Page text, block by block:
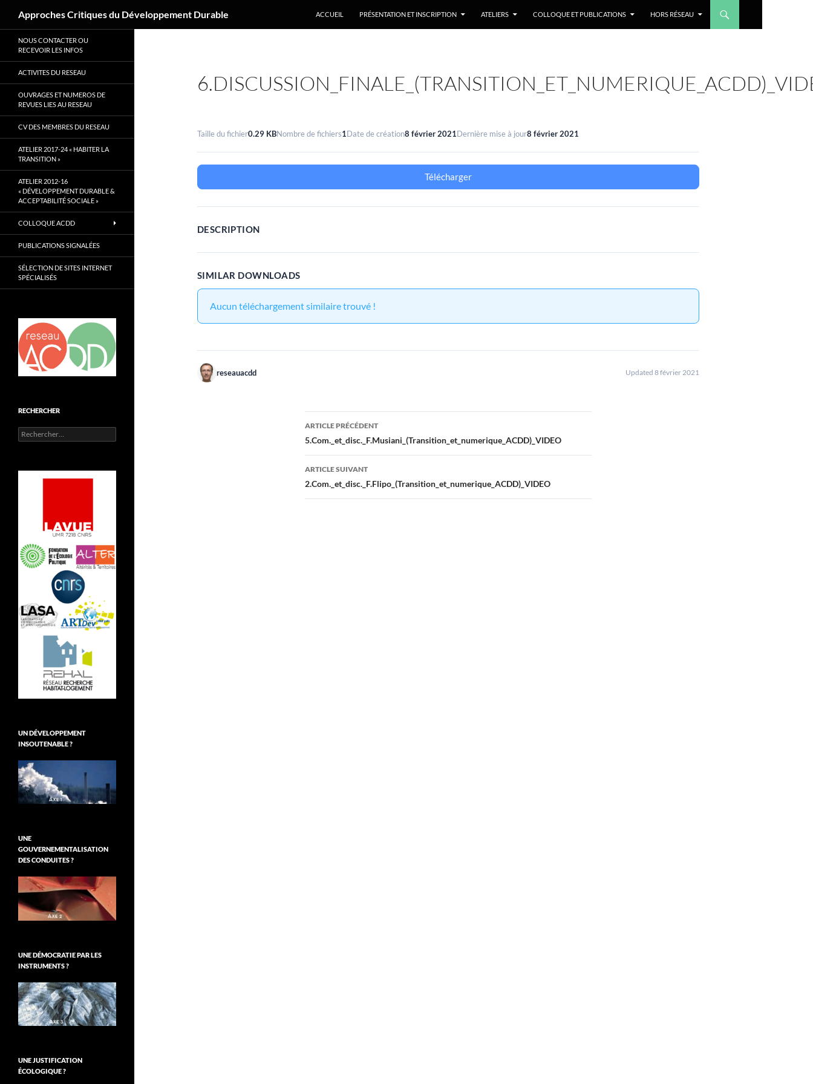
Aller
contenu
Approches Critiques du Développement Durable ACCUEIL PRÉSENTATION ET INSCRIPTION ATELIERS COLLOQUE ET PUBLICATIONS HORS RÉSEAU
Taille du fichier0.29 KBNombre de fichiers1Date de création8 février 2021Dernière mise à jour8 février 2021
Télécharger
DESCRIPTION
SIMILAR DOWNLOADS
Aucun téléchargement similaire trouvé !
reseauacdd Updated 8 février 2021
Navigation
des
articles
ARTICLE PRÉCÉDENT
5.Com._et_disc._F.Musiani_(Transition_et_numerique_ACDD)_VIDEO
ARTICLE SUIVANT
2.Com._et_disc._F.Flipo_(Transition_et_numerique_ACDD)_VIDEO
NOUS CONTACTER OU
RECEVOIR LES INFOS
ACTIVITES DU RESEAU
OUVRAGES ET NUMEROS DE
REVUES LIES AU RESEAU
CV DES MEMBRES DU RESEAU
ATELIER 2017-24 « HABITER LA
TRANSITION »
ATELIER 2012-16
« DÉVELOPPEMENT DURABLE &
ACCEPTABILITÉ SOCIALE »
COLLOQUE ACDD
PUBLICATIONS SIGNALÉES
SÉLECTION DE SITES INTERNET
SPÉCIALISÉS
RECHERCHER
Rechercher :
UN DÉVELOPPEMENT
INSOUTENABLE ?
UNE
GOUVERNEMENTALISATION
DES CONDUITES ?
UNE DÉMOCRATIE PAR LES
INSTRUMENTS ?
UNE JUSTIFICATION
ÉCOLOGIQUE ?